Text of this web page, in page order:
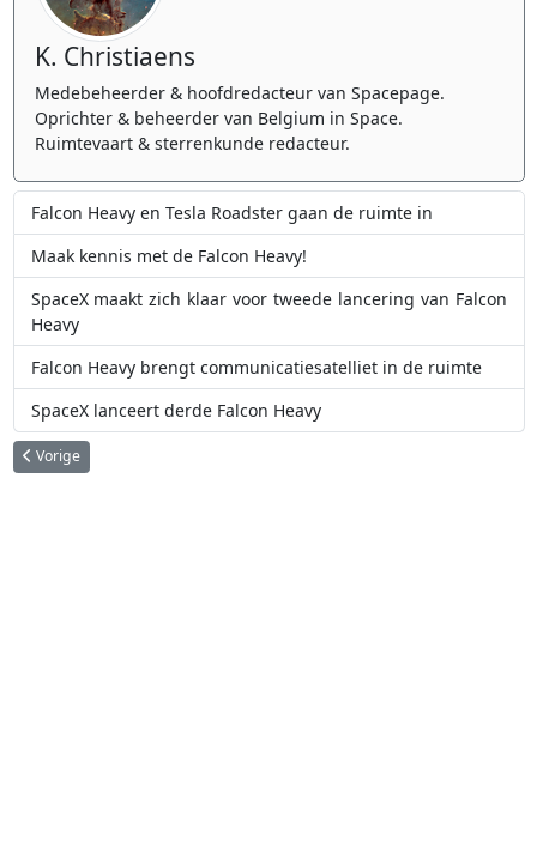
K. Christiaens
Medebeheerder & hoofdredacteur van Spacepage.
Oprichter & beheerder van Belgium in Space.
Ruimtevaart & sterrenkunde redacteur.
Falcon Heavy en Tesla Roadster gaan de ruimte in
Maak kennis met de Falcon Heavy!
SpaceX maakt zich klaar voor tweede lancering van Falcon
Heavy
Falcon Heavy brengt communicatiesatelliet in de ruimte
SpaceX lanceert derde Falcon Heavy
Vorig artikel: Volg hier LIVE de landing van InSight op de planeet Mars
Vorige